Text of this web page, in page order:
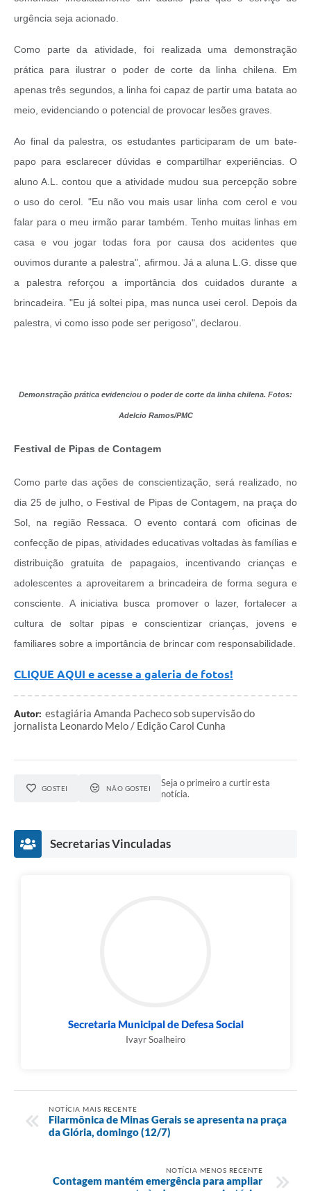
urgência seja acionado.
Como parte da atividade, foi realizada uma demonstração
prática para ilustrar o poder de corte da linha chilena. Em
apenas três segundos, a linha foi capaz de partir uma batata ao
meio, evidenciando o potencial de provocar lesões graves.
Ao final da palestra, os estudantes participaram de um bate-
papo para esclarecer dúvidas e compartilhar experiências. O
aluno A.L. contou que a atividade mudou sua percepção sobre
o uso do cerol. "Eu não vou mais usar linha com cerol e vou
falar para o meu irmão parar também. Tenho muitas linhas em
casa e vou jogar todas fora por causa dos acidentes que
ouvimos durante a palestra", afirmou. Já a aluna L.G. disse que
a palestra reforçou a importância dos cuidados durante a
brincadeira. "Eu já soltei pipa, mas nunca usei cerol. Depois da
palestra, vi como isso pode ser perigoso", declarou.
Demonstração prática evidenciou o poder de corte da linha chilena. Fotos:
Adelcio Ramos/PMC
Festival de Pipas de Contagem
Como parte das ações de conscientização, será realizado, no
dia 25 de julho, o Festival de Pipas de Contagem, na praça do
Sol, na região Ressaca. O evento contará com oficinas de
confecção de pipas, atividades educativas voltadas às famílias e
distribuição gratuita de papagaios, incentivando crianças e
adolescentes a aproveitarem a brincadeira de forma segura e
consciente.A iniciativa busca promover o lazer, fortalecer a
cultura de soltar pipas e conscientizar crianças, jovens e
familiares sobre a importância de brincar com responsabilidade.
CLIQUE AQUI e acesse a galeria de fotos!
Autor: estagiária Amanda Pacheco sob supervisão do
jornalista Leonardo Melo / Edição Carol Cunha
GOSTEI NÃO GOSTEI
Seja o primeiro a curtir esta
notícia.
Secretarias Vinculadas
Secretaria Municipal de Defesa Social
Ivayr Soalheiro
NOTÍCIA MAIS RECENTE
Filarmônica de Minas Gerais se apresenta na praça
da Glória, domingo (12/7)
NOTÍCIA MENOS RECENTE
Contagem mantém emergência para ampliar